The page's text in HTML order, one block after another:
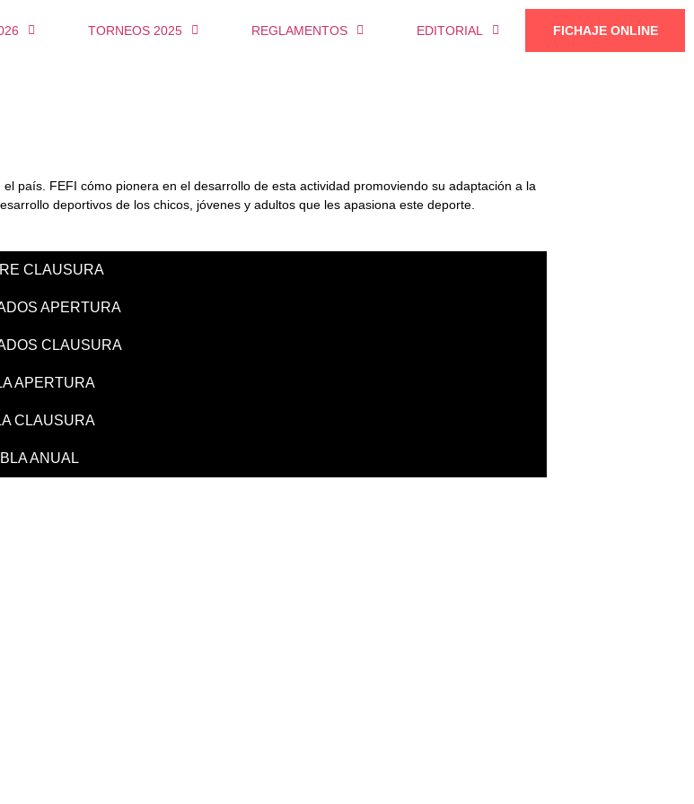
TORNEOS 2025 REGLAMENTOS EDITORIAL FICHAJE ONLINE
país. FEFI cómo pionera en el desarrollo de esta actividad promoviendo su adaptación a la
deportivos de los chicos, jóvenes y adultos que les apasiona este deporte.
CLAUSURA
APERTURA
CLAUSURA
APERTURA
CLAUSURA
ANUAL